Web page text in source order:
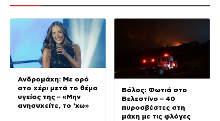
Ανδρομάχη: Με ορό
στο χέρι μετά το θέμα
υγείας της – «Μην
ανησυχείτε, το ‘χω»
Βόλος: Φωτιά στο
Βελεστίνο – 40
πυροσβέστες στη
μάχη με τις φλόγες